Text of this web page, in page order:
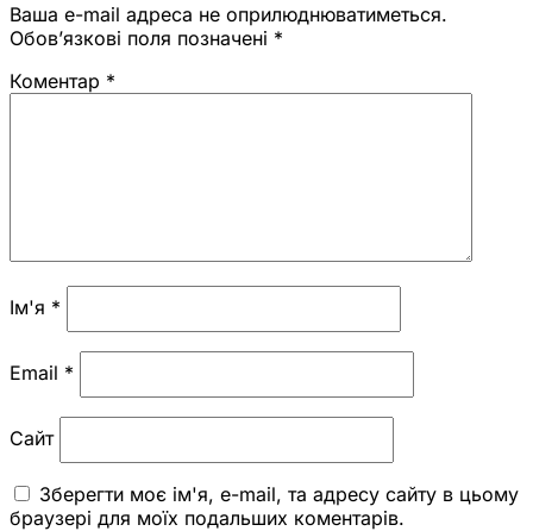
Ваша e-mail адреса не оприлюднюватиметься.
Обов’язкові поля позначені *
Коментар *
Ім'я *
Email *
Сайт
Зберегти моє ім'я, e-mail, та адресу сайту в цьому
браузері для моїх подальших коментарів.